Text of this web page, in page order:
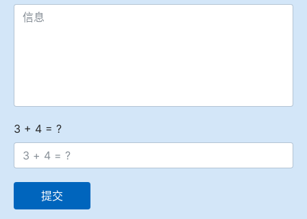
矿石、焦炭物理检测及制样设备
3 + 4 = ?
提交